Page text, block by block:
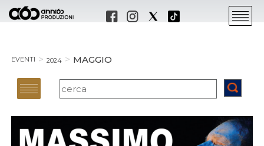
EVENTI 2024 MAGGIO